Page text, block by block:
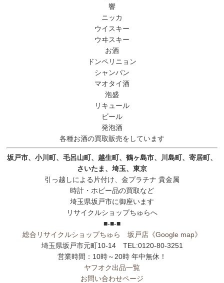
響
ニッカ
ウイスキー
ウヰスキー
お酒
ドンペリニョン
シャンパン
マオタイ酒
泡盛
リキュール
ビール
発泡酒
各種お酒の買取販売をしています
坂戸市、小川町、毛呂山町、越生町、鶴ヶ島市、川島町、寄居町、
さいたま、埼玉、東京
引っ越しによる片付け、金プラチナ 貴金属
時計・ホビー品の買取など
埼玉県坂戸市に御座います
リサイクルショップちゅらへ
■-■-■
総合リサイクルショップちゅら 坂戸店 《Google map》
埼玉県坂戸市元町10-14 TEL:0120-80-3251
営業時間：10時～20時 年中無休！
ヤフオク出品一覧
お問い合わせページ